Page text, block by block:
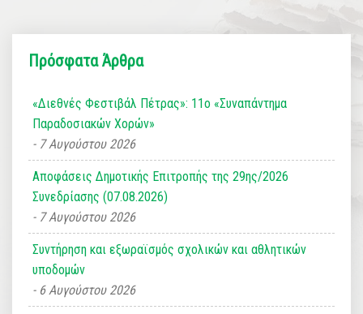
Πρόσφατα Άρθρα
«Διεθνές Φεστιβάλ Πέτρας»: 11ο «Συναπάντημα
Παραδοσιακών Χορών»
7 Αυγούστου 2026
Αποφάσεις Δημοτικής Επιτροπής της 29ης/2026
Συνεδρίασης (07.08.2026)
7 Αυγούστου 2026
Συντήρηση και εξωραϊσμός σχολικών και αθλητικών
υποδομών
6 Αυγούστου 2026